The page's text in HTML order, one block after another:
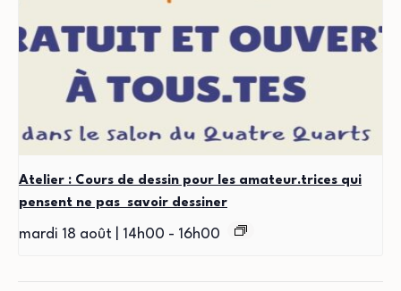
Atelier : Cours de dessin pour les amateur.trices qui
pensent ne pas savoir dessiner
mardi 18 août | 14h00 - 16h00